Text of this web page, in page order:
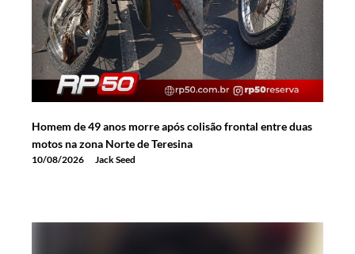
Homem de 49 anos morre após colisão frontal entre duas
motos na zona Norte de Teresina
10/08/2026 Jack Seed